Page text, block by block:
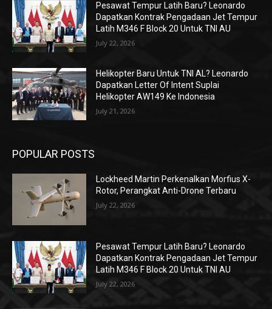
Pesawat Tempur Latih Baru? Leonardo
Dapatkan Kontrak Pengadaan Jet Tempur
Latih M346 F Block 20 Untuk TNI AU
July 22, 2026
Helikopter Baru Untuk TNI AL? Leonardo
Dapatkan Letter Of Intent Suplai
Helikopter AW149 Ke Indonesia
July 21, 2026
POPULAR POSTS
Lockheed Martin Perkenalkan Morfius X-
Rotor, Perangkat Anti-Drone Terbaru
July 22, 2026
Pesawat Tempur Latih Baru? Leonardo
Dapatkan Kontrak Pengadaan Jet Tempur
Latih M346 F Block 20 Untuk TNI AU
July 22, 2026